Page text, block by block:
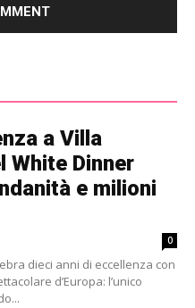
a Villa
White Dinner
e milioni
0
dieci anni di eccellenza con
d’Europa: l’unico